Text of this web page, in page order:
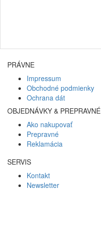
PRÁVNE
Impressum
Obchodné podmienky
Ochrana dát
OBJEDNÁVKY & PREPRAVNÉ
Ako nakupovať
Prepravné
Reklamácia
SERVIS
Kontakt
Newsletter